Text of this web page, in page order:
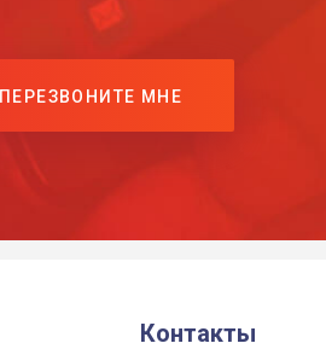
ПЕРЕЗВОНИТЕ МНЕ
Контакты